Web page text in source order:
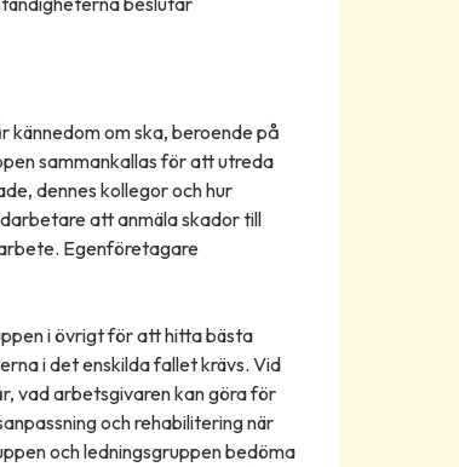
om ska, beroende på
sammankallas för att utreda
dennes kollegor och hur
att anmäla skador till
Egenföretagare
i övrigt för att hitta bästa
i det enskilda fallet krävs. Vid
vad arbetsgivaren kan göra för
och rehabilitering när
och ledningsgruppen bedöma